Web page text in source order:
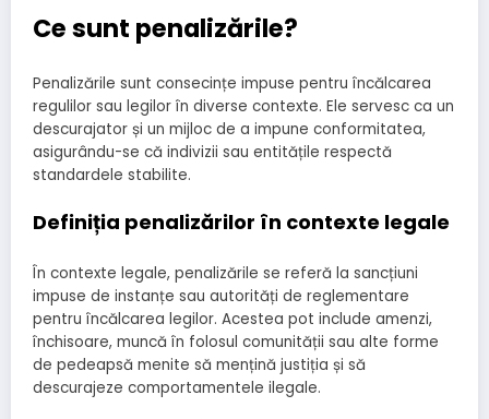
Ce sunt penalizările?
Penalizările sunt consecințe impuse pentru încălcarea
regulilor sau legilor în diverse contexte. Ele servesc ca un
descurajator și un mijloc de a impune conformitatea,
asigurându-se că indivizii sau entitățile respectă
standardele stabilite.
Definiția penalizărilor în contexte legale
În contexte legale, penalizările se referă la sancțiuni
impuse de instanțe sau autorități de reglementare
pentru încălcarea legilor. Acestea pot include amenzi,
închisoare, muncă în folosul comunității sau alte forme
de pedeapsă menite să mențină justiția și să
descurajeze comportamentele ilegale.